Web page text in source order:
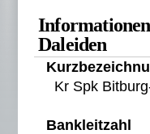
Daleiden
Kr Spk
Bankleitzahl